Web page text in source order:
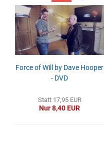
Force of Will by Dave Hooper
- DVD
Statt 17,95 EUR
Nur 8,40 EUR